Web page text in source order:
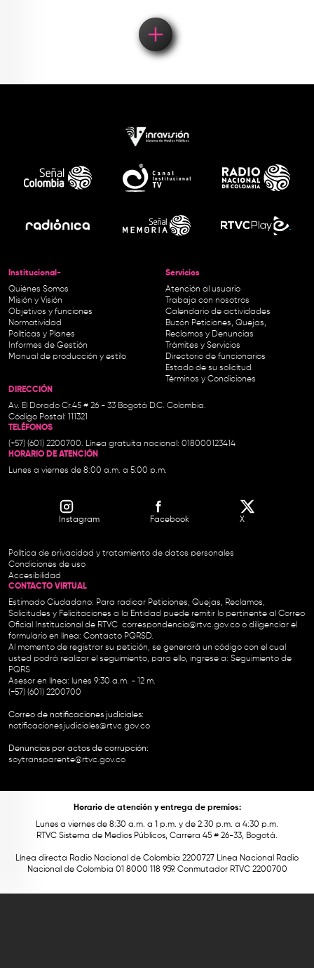
Institucional-
Quiénes Somos
Misión y Visión
Objetivos y funciones
Normatividad
Políticas y Planes
Informes de Gestión
Manual de producción y estilo
Servicios
Atención al usuario
Trabaja con nosotros
Calendario de actividades
Buzón Peticiones, Quejas,
Reclamos y Denuncias
Trámites y Servicios
Directorio de funcionarios
Estado de su solicitud
Términos y Condiciones
DIRECCIÓN
Av. El Dorado Cr.45 # 26 - 33 Bogotá D.C. Colombia.
Código Postal: 111321
TELÉFONOS
(+57) (601) 2200700. Línea gratuita nacional: 018000123414
HORARIO DE ATENCIÓN
Lunes a viernes de 8:00 a.m. a 5:00 p.m.
Instagram Facebook X
Política de privacidad y tratamiento de datos personales
Condiciones de uso
Accesibilidad
CONTACTO VIRTUAL
Estimado Ciudadano: Para radicar Peticiones, Quejas, Reclamos,
Solicitudes y Felicitaciones a la Entidad puede remitir lo pertinente al Correo
Oficial Institucional de RTVC correspondencia@rtvc.gov.co o diligenciar el
formulario en línea: Contacto PQRSD.
Al momento de registrar su petición, se generará un código con el cual
usted podrá realizar el seguimiento, para ello, ingrese a: Seguimiento de
PQRS
Asesor en línea: lunes 9:30 a.m. - 12 m.
(+57) (601) 2200700
Correo de notificaciones judiciales:
notificacionesjudiciales@rtvc.gov.co
Denuncias por actos de corrupción:
soytransparente@rtvc.gov.co
Horario de atención y entrega de premios:
Lunes a viernes de 8:30 a.m. a 1 p.m. y de 2:30 p.m. a 4:30 p.m.
RTVC Sistema de Medios Públicos, Carrera 45 # 26-33, Bogotá.
Línea directa Radio Nacional de Colombia 2200727 Línea Nacional Radio
Nacional de Colombia 01 8000 118 959. Conmutador RTVC 2200700